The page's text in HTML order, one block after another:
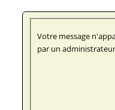
Votre message
par un